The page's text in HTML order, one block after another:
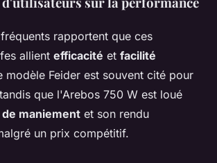
rapportent que ces
allient efficacité et facilité
modèle Feider est souvent cité pour
que l'Arebos 750 W est loué
maniement et son rendu
un prix compétitif.